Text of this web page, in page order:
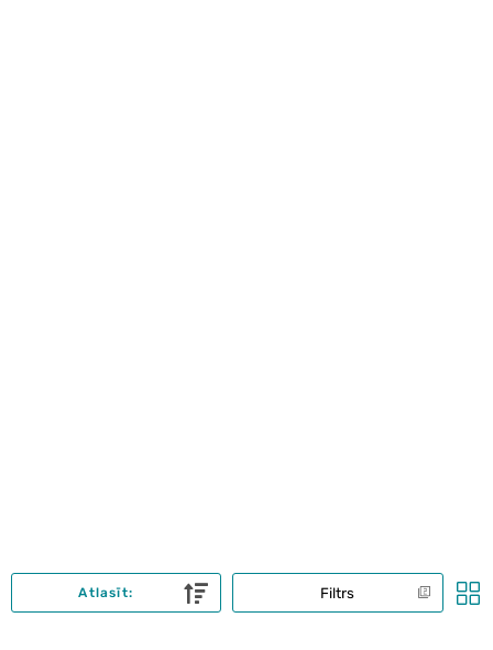
Filtrs
Atlasīt: